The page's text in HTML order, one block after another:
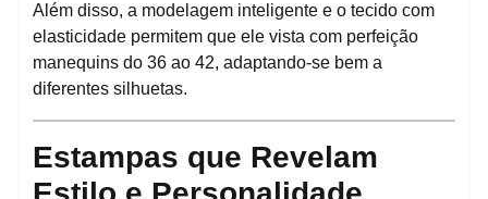
Além disso, a modelagem inteligente e o tecido com
elasticidade permitem que ele vista com perfeição
manequins do 36 ao 42, adaptando-se bem a
diferentes silhuetas.
Estampas que Revelam